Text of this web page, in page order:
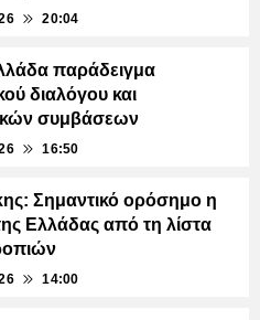
20:04
παράδειγμα
διαλόγου και
συμβάσεων
16:50
Σημαντικό ορόσημο η
Ελλάδας από τη λίστα
14:00